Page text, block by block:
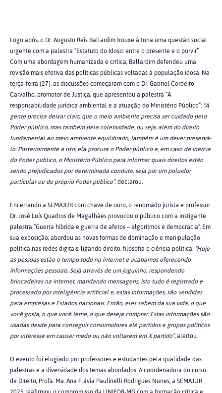
Logo após, o Dr. Augusto Reis Ballardim trouxe à tona uma questão social
urgente com a palestra “Estatuto do Idoso: entre o presente e o porvir”.
Com uma abordagem humanizada e crítica, Ballardim defendeu uma
revisão mais efetiva das políticas públicas voltadas à população idosa. Na
terça-feira (27), as discussões começaram com o Dr. Gabriel Cordeiro
Carvalho, promotor de Justiça, que apresentou a palestra “A
responsabilidade jurídica ambiental e a atuação do Ministério Público”: “A
gente precisa deixar claro que o meio ambiente precisa ser cuidado pelo
Poder público, mas também pela coletividade, ou seja, além do direito
fundamental ao meio ambiente equilibrado, também é um dever preservá-
lo. Posteriormente a isto, ela procura o Poder público e, em caso de inércia
do Poder público, o Ministério Público para informar quais direitos estão
sendo prejudicados por determinada conduta, seja por um poluidor
particular ou do próprio Poder público”, declarou.
Encerrando a SEMAJUR com chave de ouro, o renomado jurista e professor
Dr. José Luís Quadros de Magalhães provocou o público com a instigante
palestra “Guerra híbrida e guerra de afetos – algoritmos e democracia”. Em
sua exposição, abordou as novas formas de dominação e manipulação
política nas redes digitais, ligando direito, filosofia e ciência política. “Hoje
as pessoas estão o tempo todo na internet e acabamos oferecendo
informações pessoais. Seja através de um joguinho, respondendo
brincadeiras na internet, mandando mensagens, isto tudo é registrado e
processado por inteligência artificial e, estas informações, são vendidas
para empresas e Estados nacionais. Então, eles sabem da sua vida, o que
você gosta, o que você teme, o que deseja comprar. Estas informações são
usadas desde para conseguir consumidores até partidos e grupos políticos
por interesse em causar medo ou não voltarem em X partido”, alertou.
O evento foi elogiado por professores e estudantes pela qualidade das
palestras e a diversidade dos temas abordados. A coordenadora do curso
de Direito,Profa. Ma. Ana Flávia Paulinelli Rodrigues Nunes, a SEMAJUR